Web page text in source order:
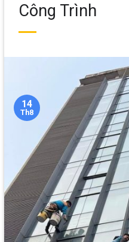
Công Trình
14
Th8